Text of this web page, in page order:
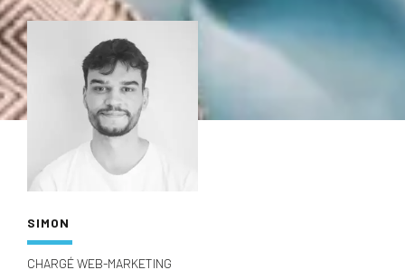
SIMON
CHARGÉ WEB-MARKETING